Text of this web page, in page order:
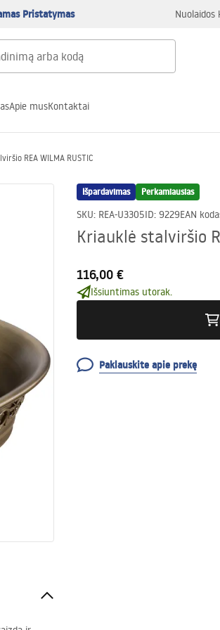
Pristatymas Nuolaidos
Apie musKontaktai
REA WILMA RUSTIC
Išpardavimas Perkamiausias
SKU: REA-U3305ID: 9229EAN
Kriauklė stalviršio
116,00 €
Išsiuntimas utorak.
Paklauskite apie prekę